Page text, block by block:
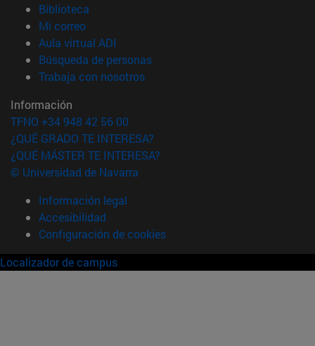
Biblioteca
Mi correo(abre en nueva ventana)
Aula virtual ADI
Búsqueda de personas(abre en nueva ventana)
Trabaja con nosotros(abre en nueva ventana)
Información
TFNO +34 948 42 56 00
¿QUÉ GRADO TE INTERESA?
¿QUÉ MÁSTER TE INTERESA?
© Universidad de Navarra
Información legal
Accesibilidad
Configuración de cookies
Localizador de campus